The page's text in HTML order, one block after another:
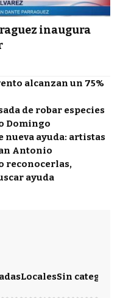
inaugura
alcanzan un 75%
de robar especies
Domingo
nueva ayuda: artistas
Antonio
reconocerlas,
ayuda
LocalesSin categoría